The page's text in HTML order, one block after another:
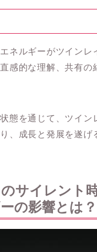
ネルギーがツインレ
感的な理解、共有の
態を通じて、ツイン
、成長と発展を遂げ
サイレント
の影響とは？